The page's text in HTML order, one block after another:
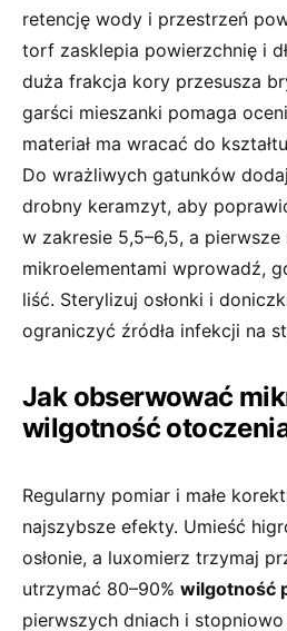
retencję wody i przestrzeń
torf zasklepia powierzchnię i
duża frakcja kory przesusza
garści mieszanki pomaga
materiał ma wracać do
Do wrażliwych gatunków
drobny keramzyt, aby
w zakresie 5,5–6,5, a pierwsze
mikroelementami wprowadź,
liść. Sterylizuj osłonki i
ograniczyć źródła infekcji na
Jak obserwować
wilgotność
Regularny pomiar i małe
najszybsze efekty. Umieść
osłonie, a luxomierz trzymaj
utrzymać 80–90% wilgotność
pierwszych dniach i